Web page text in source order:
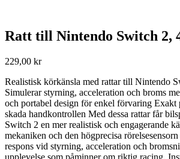
Ratt till Nintendo Switch 2,
229,00 kr
Realistisk körkänsla med rattar till Nintendo
Simulerar styrning, acceleration och broms
och portabel design för enkel förvaring Exakt
skada handkontrollen Med dessa rattar får
Switch 2 en mer realistisk och engagerande
mekaniken och den högprecisa
respons vid styrning, acceleration och
upplevelse som påminner om riktig racing.